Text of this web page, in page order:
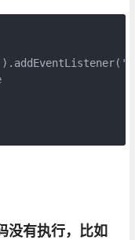
有执行，比如